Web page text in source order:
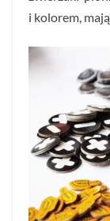
i kolorem,